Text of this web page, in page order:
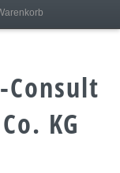
Consult
KG